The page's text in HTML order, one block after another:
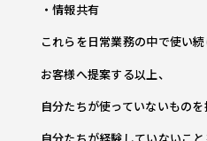
・情報共有
これらを日常業務の中で使い続
お客様へ提案する以上、
自分たちが使っていないものを